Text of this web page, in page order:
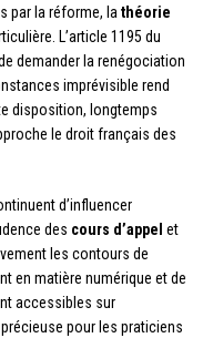
par la réforme, lathéorie
L’article 1195 du
demander la renégociation
imprévisible rend
disposition, longtemps
le droit français des
d’influencer
des cours d’appel et
les contours de
en matière numérique et de
accessibles sur
pour les praticiens